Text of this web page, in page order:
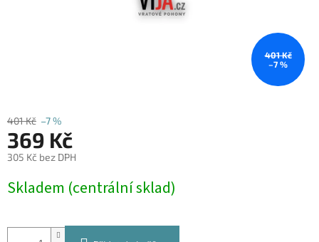
401 Kč
–7 %
401 Kč –7 %
369 Kč
305 Kč bez DPH
cena:
Skladem (centrální sklad)